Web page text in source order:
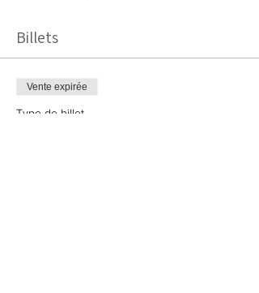
Billets
Vente expirée
Type de billet